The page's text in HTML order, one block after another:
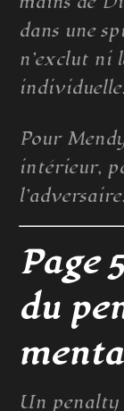
dans une
n’exclut ni
individuelle.
Pour
intérieur,
l’adversaire.
Page
du
Un penalty